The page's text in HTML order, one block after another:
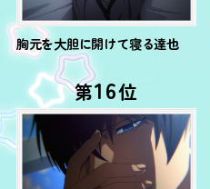
胸元を大胆に開けて寝る達也
第16位